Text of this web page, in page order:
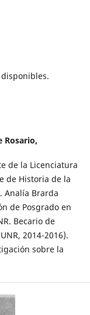
Rosario,
de la Licenciatura
de Historia de la
Analía Brarda
de Posgrado en
Becario de
2014-2016).
sobre la